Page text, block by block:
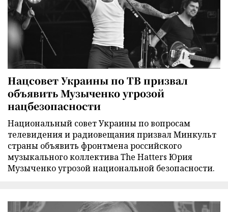
Нацсовет Украины по ТВ призвал
объявить Музыченко угрозой
нацбезопасности
Национальный совет Украины по вопросам
телевидения и радиовещания призвал Минкульт
страны объявить фронтмена российского
музыкального коллектива The Hatters Юрия
Музыченко угрозой национальной безопасности.